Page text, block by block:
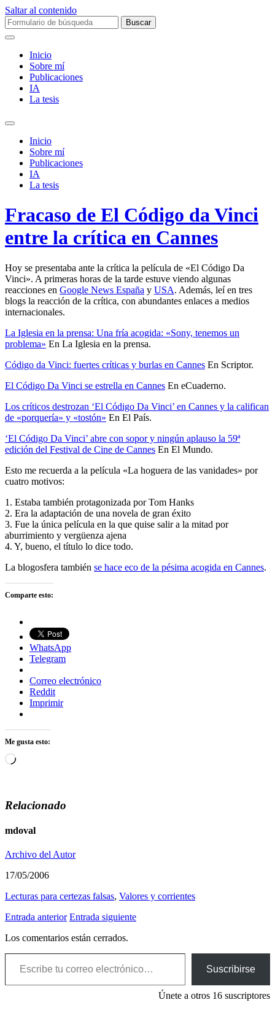
Saltar al contenido
Buscar:
Inicio
Sobre mí­
Publicaciones
IA
La tesis
Alternar
campo
búsqueda
Inicio
Sobre mí­
Publicaciones
IA
La tesis
Fracaso de El Código da Vinci
entre la crítica en Cannes
Hoy se presentaba ante la crítica la película de «El Código Da
Vinci». A primeras horas de la tarde estuve viendo algunas
reacciones en Google News España y USA. Además, leí en tres
blogs la reacción de la crítica, con abundantes enlaces a medios
internacionales.
La Iglesia en la prensa: Una fría acogida: «Sony, tenemos un
problema» En La Iglesia en la prensa.
Código da Vinci: fuertes críticas y burlas en Cannes En Scriptor.
El Código Da Vinci se estrella en Cannes En eCuaderno.
Los críticos destrozan ‘El Código Da Vinci’ en Cannes y la califican
de «porquería» y «tostón» En El País.
‘El Código Da Vinci’ abre con sopor y ningún aplauso la 59ª
edición del Festival de Cine de Cannes En El Mundo.
Esto me recuerda a la película «La hoguera de las vanidades» por
cuatro motivos:
1. Estaba también protagonizada por Tom Hanks
2. Era la adaptación de una novela de gran éxito
3. Fue la única película en la que quise salir a la mitad por
aburrimiento y vergüenza ajena
4. Y, bueno, el título lo dice todo.
La blogosfera también se hace eco de la pésima acogida en Cannes.
Comparte esto:
WhatsApp
Telegram
Correo electrónico
Reddit
Imprimir
Me gusta esto:
Cargando...
Relacionado
mdoval
Archivo del Autor
17/05/2006
Lecturas para certezas falsas, Valores y corrientes
Entrada anterior Entrada siguiente
Los comentarios están cerrados.
Escribe tu correo electrónico…
Suscribirse
Únete a otros 16 suscriptores